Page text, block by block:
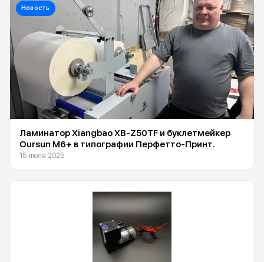
Новость
Ламинатор Xiangbao XB-Z50TF и буклетмейкер
Oursun M6+ в типографии Перфетто-Принт.
15 июля 2025